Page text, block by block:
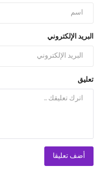
البريد الإلكتروني
تعليق
أضف تعليقا